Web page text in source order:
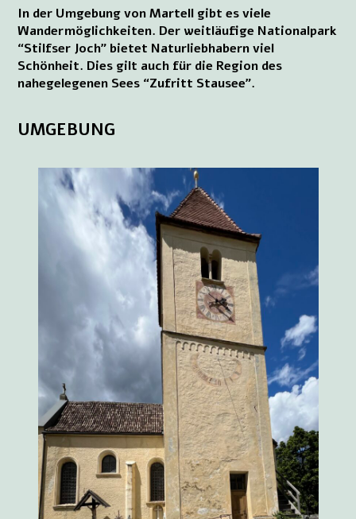
In der Umgebung von Martell gibt es viele
Wandermöglichkeiten. Der weitläufige Nationalpark
“Stilfser Joch” bietet Naturliebhabern viel
Schönheit. Dies gilt auch für die Region des
nahegelegenen Sees “Zufritt Stausee”.
UMGEBUNG